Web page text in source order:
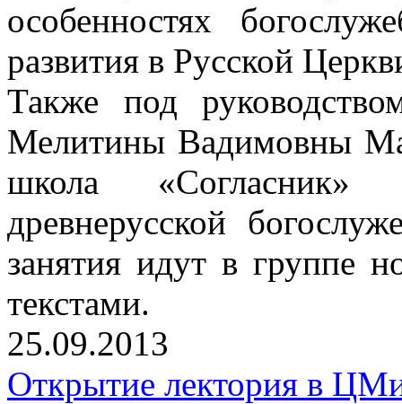
особенностях
развития в Русской
Также под
Мелитины Вадимовны
школа
древнерусской
занятия идут в группе
текстами.
25.09.2013
Открытие лектория в